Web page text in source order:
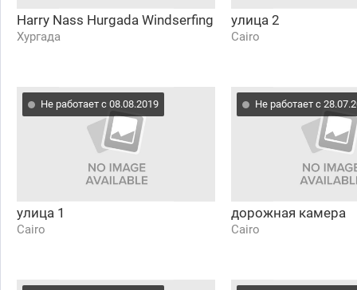
Harry Nass Hurgada Windserfing
Хургада
улица 2
Cairo
Не работает с 08.08.2019
улица 1
Cairo
Не работает с
дорожная камера
Cairo